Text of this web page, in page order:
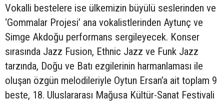
Vokalli bestelere ise ülkemizin büyülü seslerinden ve
‘Gommalar Projesi’ ana vokalistlerinden Aytunç ve
Simge Akdoğu performans sergileyecek. Konser
sırasında Jazz Fusion, Ethnic Jazz ve Funk Jazz
tarzında, Doğu ve Batı ezgilerinin harmanlaması ile
oluşan özgün melodileriyle Oytun Ersan’a ait toplam 9
beste, 18. Uluslararası Mağusa Kültür-Sanat Festivali